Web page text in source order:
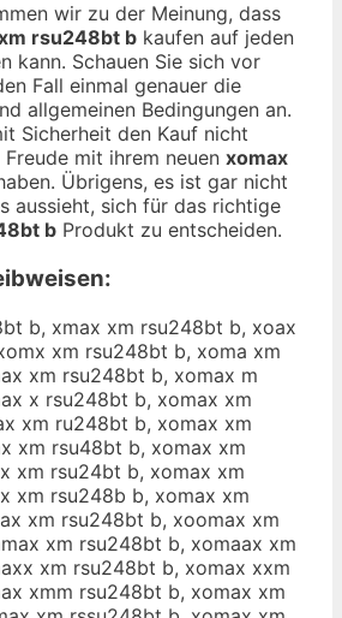
wir zu der Meinung, dass
rsu248bt b kaufen auf jeden
kann. Schauen Sie sich vor
Fall einmal genauer die
allgemeinen Bedingungen an.
Sicherheit den Kauf nicht
mit ihrem neuen xomax
Übrigens, es ist gar nicht
aussieht, sich für das richtige
b Produkt zu entscheiden.
b, xmax xm rsu248bt b, xoax
xm rsu248bt b, xoma xm
xm rsu248bt b, xomax m
x rsu248bt b, xomax xm
xm ru248bt b, xomax xm
xm rsu48bt b, xomax xm
xm rsu24bt b, xomax xm
xm rsu248b b, xomax xm
xm rsu248bt b, xoomax xm
xm rsu248bt b, xomaax xm
xm rsu248bt b, xomax xxm
xmm rsu248bt b, xomax xm